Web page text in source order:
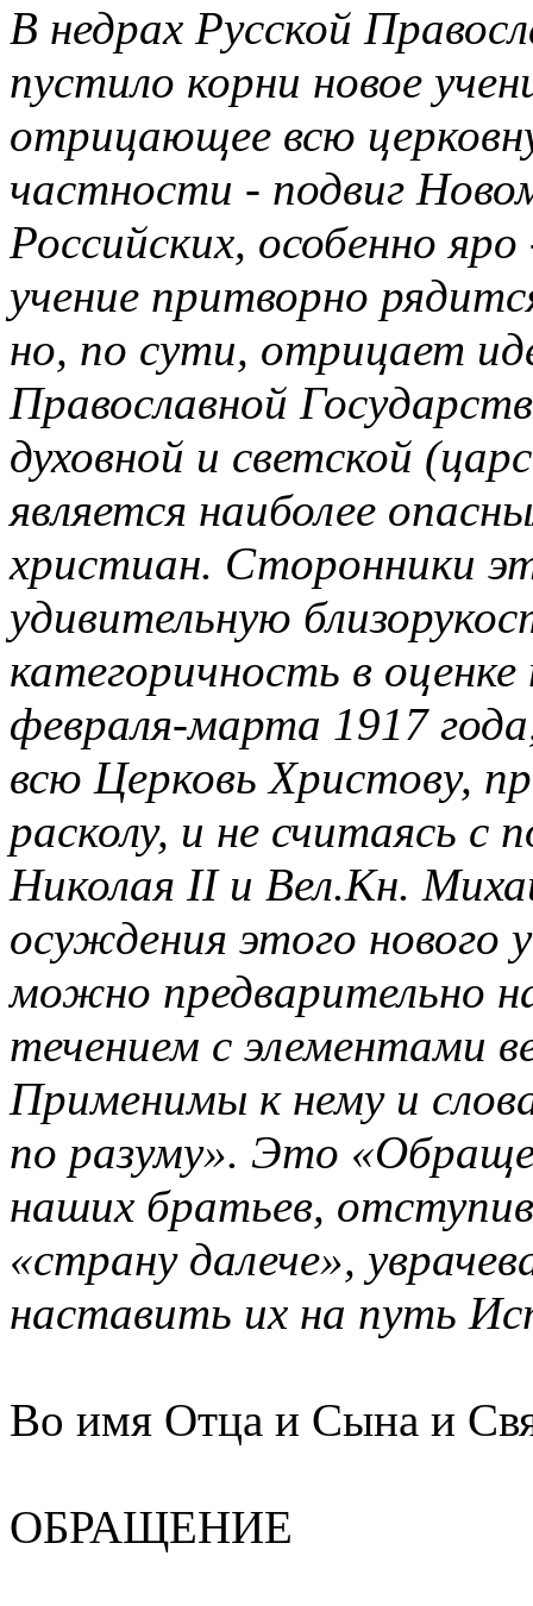
В недрах Русской
пустило корни новое
отрицающее всю
частности - подвиг
Российских, особенно
учение притворно
но, по сути, отрицает
Православной
духовной и светской
является наиболее
христиан. Сторонники
удивительную
категоричность в
февраля-марта 1917
всю Церковь Христову,
расколу, и не считаясь с
Николая II и Вел.Кн.
осуждения этого нового
можно предварительно
течением с элементами
Применимы к нему и
по разуму». Это
наших братьев,
«страну далече»,
наставить их на путь
Во имя Отца и Сына и
ОБРАЩЕНИЕ